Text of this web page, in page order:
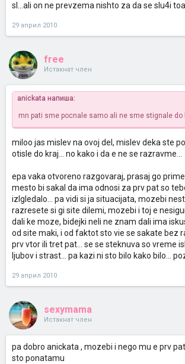
sl...ali on ne prevzema nishto za da se slu4i toa
29 април 2010
free
Истакнат член
anickata напиша:
mn pati sme pocnale samo ali ne sme stignale do
miloo jas mislev na ovoj del, mislev deka ste
otisle do kraj... no kako i da e ne se razravme...
epa vaka otvoreno razgovaraj, prasaj go
mesto bi sakal da ima odnosi za prv pat so
izlgledalo... pa vidi si ja situacijata, mozebi
razresete si gi site dilemi, mozebi i toj e
dali ke moze, bidejki neli ne znam dali ima
od site maki, i od faktot sto vie se sakate bez
prv vtor ili tret pat... se se steknuva so vreme
ljubov i strast... pa kazi ni sto bilo kako bilo...
29 април 2010
sexymama
Истакнат член
pa dobro anickata , mozebi i nego mu e prv
sto ponatamu